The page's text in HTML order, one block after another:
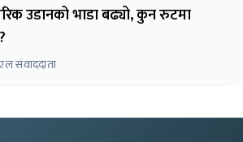
उडानको भाडा बढ्यो, कुन रुटमा
संवाददाता